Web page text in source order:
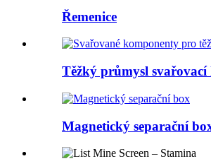
Řemenice
Těžký průmysl svařovací
Magnetický separační